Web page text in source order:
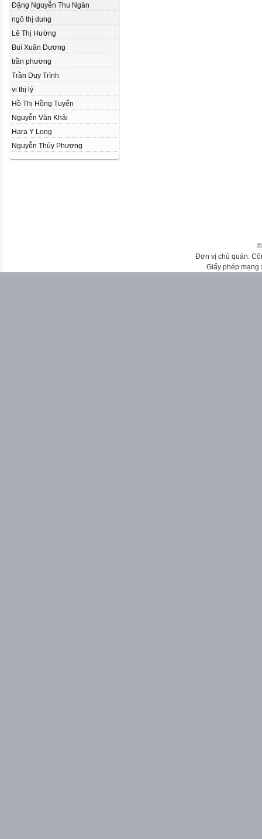
Đặng Nguyễn Thu Ngân
ngô thị dung
Lê Thị Hường
Buì Xuân Dương
trần phương
Trần Duy Trình
vi thị lý
Hồ Thị Hồng Tuyến
Nguyễn Văn Khải
Hara Y Long
Nguyễn Thúy Phượng
Đơn vị chủ quản:
Giấy phép mạng